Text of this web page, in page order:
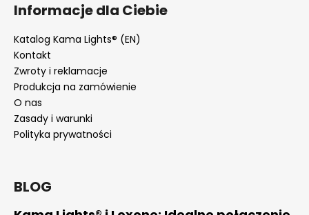
Informacje dla Ciebie
Katalog Kama Lights® (EN)
Kontakt
Zwroty i reklamacje
Produkcja na zamówienie
O nas
Zasady i warunki
Polityka prywatności
BLOG